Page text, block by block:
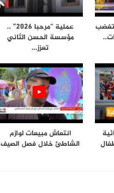
تغضب
عملية “مرحبا 2026” ..
مؤسسة الحسن الثاني
تعزز…
انتعاش مبيعات لوازم
الشاطئ خلال فصل الصيف